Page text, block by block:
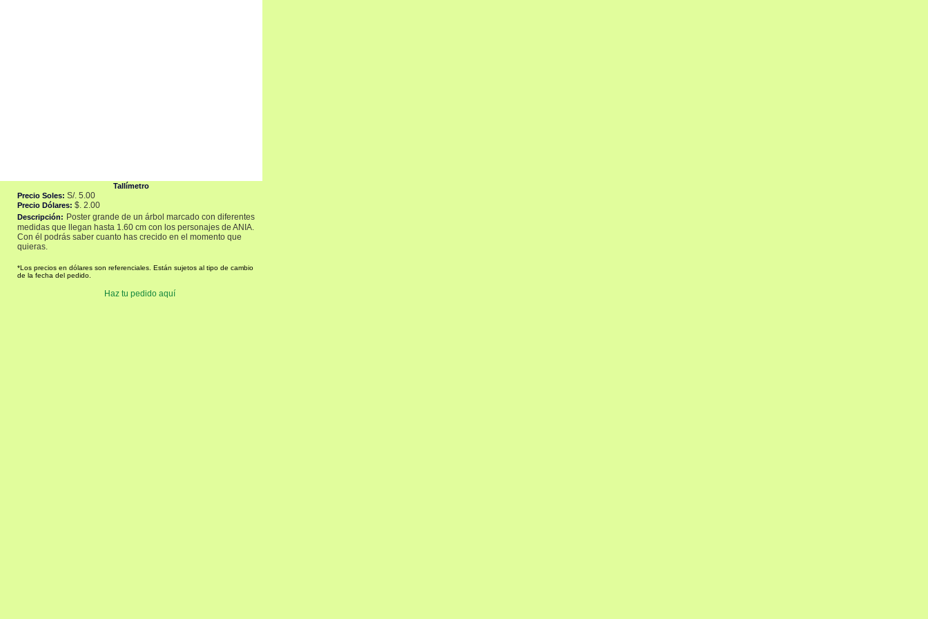
Tallímetro
Precio Soles: S/. 5.00
Precio Dólares: $. 2.00
Descripción: Poster grande de un árbol marcado con diferentes
medidas que llegan hasta 1.60 cm con los personajes de ANIA.
Con él podrás saber cuanto has crecido en el momento que
quieras.
*Los precios en dólares son referenciales. Están sujetos al tipo de cambio
de la fecha del pedido.
Haz tu pedido aquí